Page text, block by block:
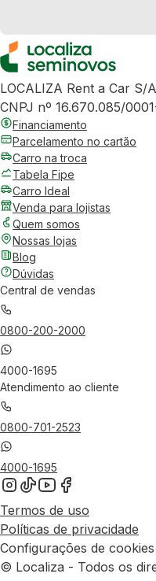
LOCALIZA Rent a Car S/A
CNPJ nº 16.670.085/
Financiamento
Parcelamento no cartão
Carro na troca
Tabela Fipe
Carro Ideal
Venda para lojistas
Quem somos
Nossas lojas
Blog
Dúvidas
Central de vendas
0800-200-2000
4000-1695
Atendimento ao cliente
0800-701-2523
4000-1695
Termos de uso
Políticas de privacidade
Configurações de cookies
© Localiza - Todos os